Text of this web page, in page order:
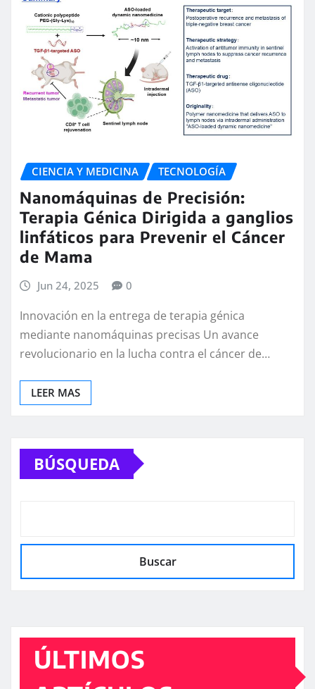
CIENCIA Y MEDICINA TECNOLOGÍA
Nanomáquinas de Precisión:
Terapia Génica Dirigida a ganglios
linfáticos para Prevenir el Cáncer
de Mama
Jun 24, 2025 0
Innovación en la entrega de terapia génica
mediante nanomáquinas precisas Un avance
revolucionario en la lucha contra el cáncer de…
LEER MAS
BÚSQUEDA
Buscar
ÚLTIMOS